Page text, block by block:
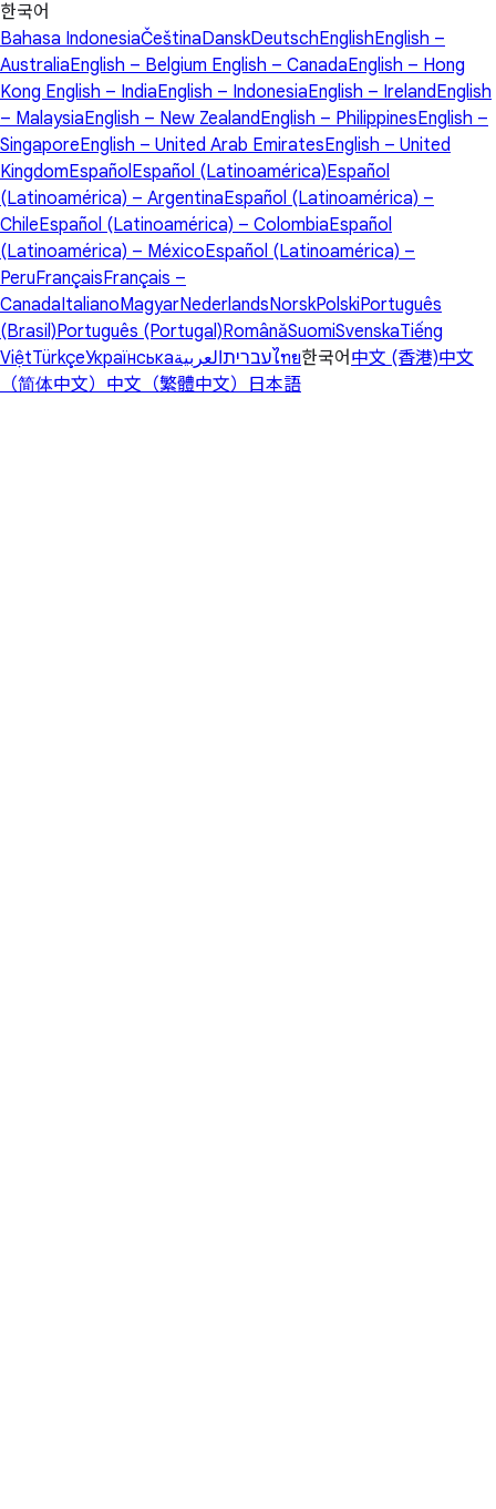
한국어
Bahasa IndonesiaČeštinaDanskDeutschEnglishEnglish –
AustraliaEnglish – Belgium English – CanadaEnglish – Hong
Kong English – IndiaEnglish – IndonesiaEnglish – IrelandEnglish
– MalaysiaEnglish – New ZealandEnglish – PhilippinesEnglish –
SingaporeEnglish – United Arab EmiratesEnglish – United
KingdomEspañolEspañol (Latinoamérica)Español
(Latinoamérica) – ArgentinaEspañol (Latinoamérica) –
ChileEspañol (Latinoamérica) – ColombiaEspañol
(Latinoamérica) – MéxicoEspañol (Latinoamérica) –
PeruFrançaisFrançais –
CanadaItalianoMagyarNederlandsNorskPolskiPortuguês
(Brasil)Português (Portugal)RomânăSuomiSvenskaTiếng
ViệtTürkçeУкраїнська עבריתالعربية ไทย한국어 中文 (香港)中文
（简体中文） 中文（繁體中文） 日本語